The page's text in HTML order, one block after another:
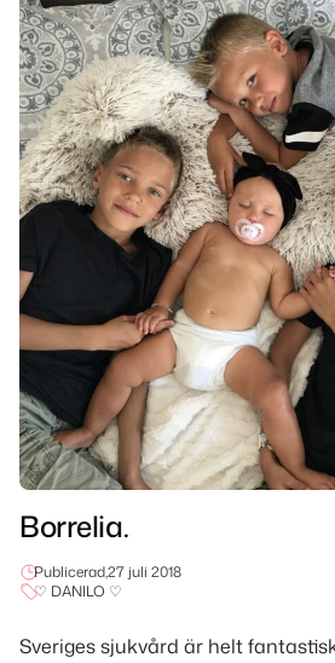
Borrelia.
Publicerad,27 juli 2018
♡ DANILO ♡
Sveriges sjukvård är helt